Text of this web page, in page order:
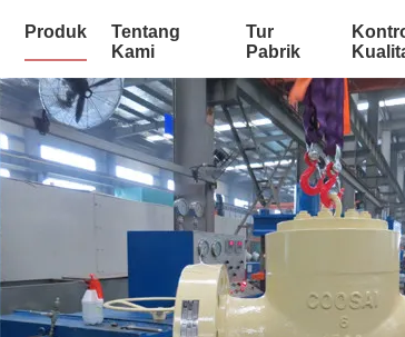
Produk
Tentang
Kami
Tur
Pabrik